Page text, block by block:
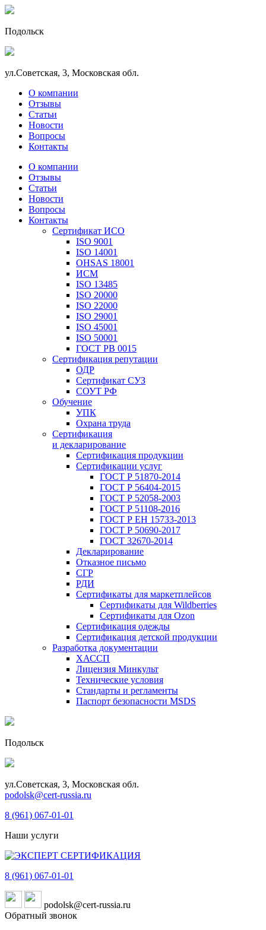
Подольск
ул.Советская, 3, Московская обл.
О компании
Отзывы
Статьи
Новости
Вопросы
Контакты
О компании
Отзывы
Статьи
Новости
Вопросы
Контакты
Сертификат ИСО
ISO 9001
ISO 14001
OHSAS 18001
ИСМ
ISO 13485
ISO 20000
ISO 22000
ISO 29001
ISO 45001
ISO 50001
ГОСТ РВ 0015
Сертификация репутации
ОДР
Сертификат СУЗ
СОУТ РФ
Обучение
УПК
Охрана труда
Сертификация
и декларирование
Сертификация продукции
Сертификации услуг
ГОСТ Р 51870-2014
ГОСТ Р 56404-2015
ГОСТ Р 52058-2003
ГОСТ Р 51108-2016
ГОСТ Р ЕН 15733-2013
ГОСТ Р 50690-2017
ГОСТ 32670-2014
Декларирование
Отказное письмо
СГР
РДИ
Сертификаты для маркетплейсов
Сертификаты для Wildberries
Сертификаты для Ozon
Сертификация одежды
Сертификация детской продукции
Разработка документации
ХАССП
Лицензия Минкульт
Технические условия
Стандарты и регламенты
Паспорт безопасности MSDS
Подольск
ул.Советская, 3, Московская обл.
podolsk@cert-russia.ru
8 (961) 067-01-01
Наши услуги
8 (961) 067-01-01
podolsk@cert-russia.ru
Обратный звонок